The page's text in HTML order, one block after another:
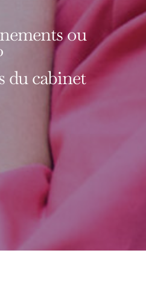
ou
du cabinet